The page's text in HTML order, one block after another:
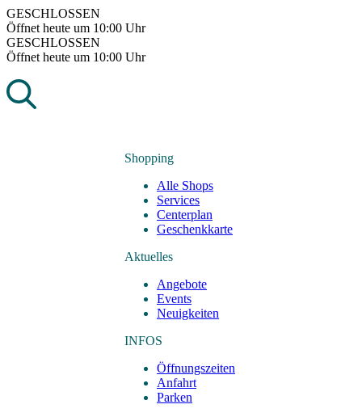
Skip
to
content
GESCHLOSSEN
Öffnet heute um 10:00 Uhr
GESCHLOSSEN
Öffnet heute um 10:00 Uhr
Shopping
Alle Shops
Services
Centerplan
Geschenkkarte
Aktuelles
Angebote
Events
Neuigkeiten
INFOS
Öffnungszeiten
Anfahrt
Parken